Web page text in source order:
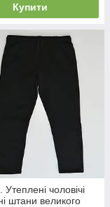
Купити
чоловічі
штани великого